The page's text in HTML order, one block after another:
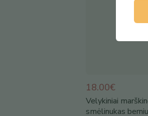
18.00€
Velykiniai
smėlinukas